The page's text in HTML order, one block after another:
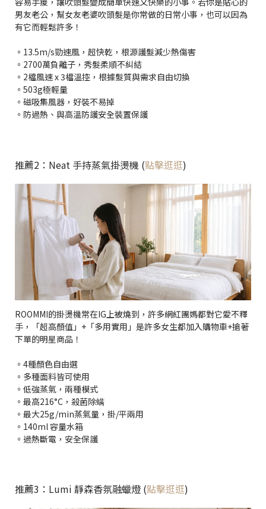
男友老公，幫女友老婆吹頭髮是你常做的日常小事，也可以因為
有它而輕鬆許多！
。13.5m/s勁速風，超快乾，根源護髮減少熱傷害
。2700萬負離子，秀髮柔順不糾結
。2檔風速 x 3檔溫控，根據髮質與需求自由切換
。503g極輕量
。磁吸集風器，好裝不易掉
。防過熱、與高溫防護安全裝置保護
推薦2：Neat 手持蒸氣掛燙機 (點擊逛逛)
ROOMMI的掛燙機常在IG上被燒到，許多網紅團媽都對它愛不釋
手，「超高顏值」+「多用實用」是許多女生都加入購物車+搶著
下單的明星商品！
。4種顏色自由選
。多種面料皆可使用
。低強蒸氣，兩種模式
。最高216°C，殺菌除螨
。最大25g/min蒸氣量，掛/平兩用
。140ml 容量水箱
。過熱斷電，安全保護
推薦3：Lumi 靜森香氛融蠟燈 (點擊逛逛)